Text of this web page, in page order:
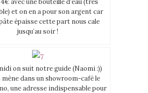
et on en a pour son argent car
épaisse cette part nous cale
jusqu’au soir !
on suit notre guide (Naomi :))
mène dans un showroom-café le
une adresse indispensable pour